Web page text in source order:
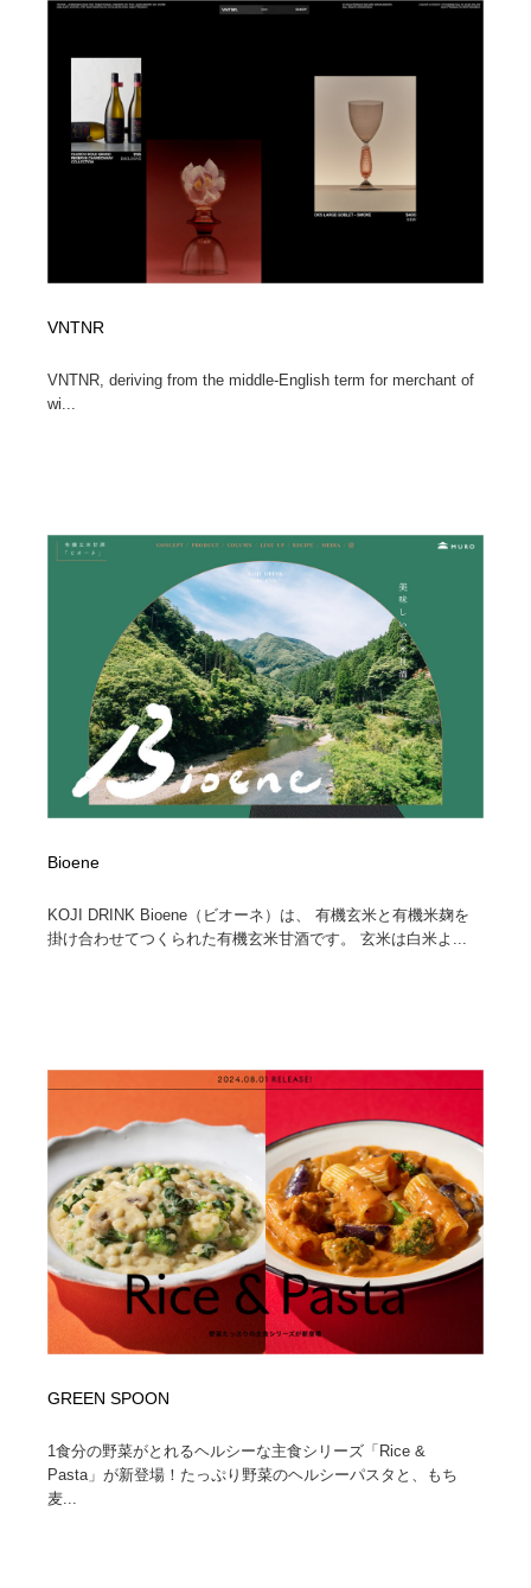
VNTNR
VNTNR, deriving from the middle-English term for merchant of
wi...
Bioene
KOJI DRINK Bioene（ビオーネ）は、 有機玄米と有機米麹を
掛け合わせてつくられた有機玄米甘酒です。 玄米は白米よ...
GREEN SPOON
1食分の野菜がとれるヘルシーな主食シリーズ「Rice &
Pasta」が新登場！たっぷり野菜のヘルシーパスタと、もち
麦...